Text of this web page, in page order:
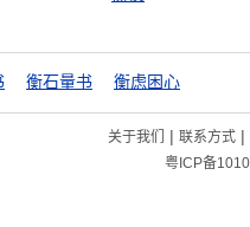
衡石量书 衡虑困心
关于我们 | 联系方式|
粤ICP备